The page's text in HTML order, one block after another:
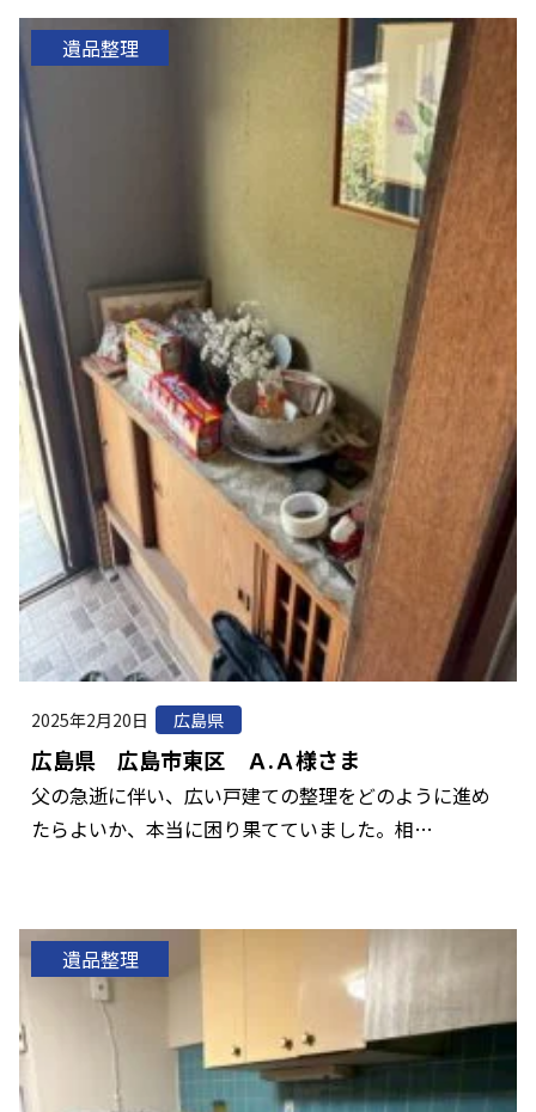
遺品整理
2025年2月20日 広島県
広島県 広島市東区 Ａ.Ａ様さま
父の急逝に伴い、広い戸建ての整理をどのように進め
たらよいか、本当に困り果てていました。相…
遺品整理